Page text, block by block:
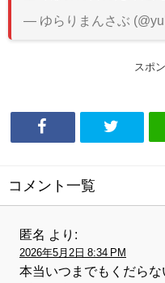
— ゆらりまんさぶ
スポ
コメント一覧
匿名 より:
2026年5月2日 8:34 PM
本当いつまでもくだらな